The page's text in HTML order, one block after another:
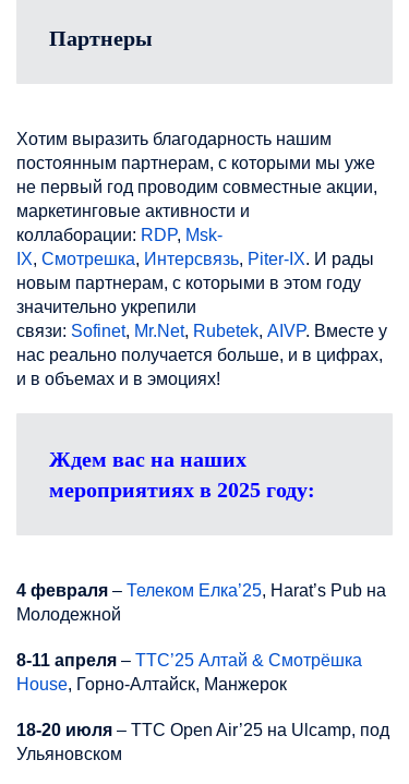
Партнеры
Хотим выразить благодарность нашим
постоянным партнерам, с которыми мы уже
не первый год проводим совместные акции,
маркетинговые активности и
коллаборации: RDP, Msk-
IX, Смотрешка, Интерсвязь, Piter-IX. И рады
новым партнерам, с которыми в этом году
значительно укрепили
связи: Sofinet, Mr.Net, Rubetek, AIVP. Вместе у
нас реально получается больше, и в цифрах,
и в объемах и в эмоциях!
Ждем вас на наших
мероприятиях в 2025 году:
4 февраля – Телеком Елка’25, Harat’s Pub на
Молодежной
8-11 апреля – ТТС’25 Алтай & Смотрёшка
House, Горно-Алтайск, Манжерок
18-20 июля – ТТС Open Air’25 на Ulcamp, под
Ульяновском